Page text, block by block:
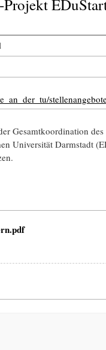
Projekt
Gesamtkoordination
Universität Darmstadt